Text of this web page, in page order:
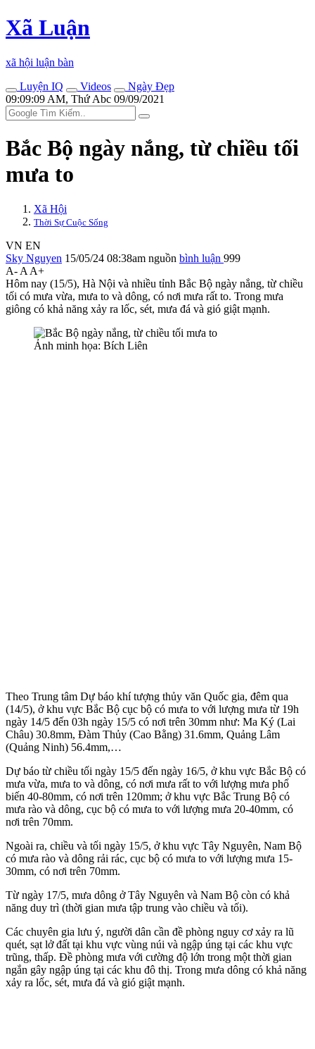
Xã Luận
xã hội luận bàn
Luyện IQ
Videos
Ngày Đẹp
09:09:09 AM, Thứ Abc 09/09/2021
Bắc Bộ ngày nắng, từ chiều tối
mưa to
Xã Hội
Thời Sự Cuộc Sống
VN EN
Sky Nguyen 15/05/24 08:38am nguồn bình luận 999
A- A A+
Hôm nay (15/5), Hà Nội và nhiều tỉnh Bắc Bộ ngày nắng, từ chiều
tối có mưa vừa, mưa to và dông, có nơi mưa rất to. Trong mưa
giông có khả năng xảy ra lốc, sét, mưa đá và gió giật mạnh.
Ảnh minh họa: Bích Liên
Theo Trung tâm Dự báo khí tượng thủy văn Quốc gia, đêm qua
(14/5), ở khu vực Bắc Bộ cục bộ có mưa to với lượng mưa từ 19h
ngày 14/5 đến 03h ngày 15/5 có nơi trên 30mm như: Ma Ký (Lai
Châu) 30.8mm, Đàm Thủy (Cao Bằng) 31.6mm, Quảng Lâm
(Quảng Ninh) 56.4mm,…
Dự báo từ chiều tối ngày 15/5 đến ngày 16/5, ở khu vực Bắc Bộ có
mưa vừa, mưa to và dông, có nơi mưa rất to với lượng mưa phổ
biến 40-80mm, có nơi trên 120mm; ở khu vực Bắc Trung Bộ có
mưa rào và dông, cục bộ có mưa to với lượng mưa 20-40mm, có
nơi trên 70mm.
Ngoài ra, chiều và tối ngày 15/5, ở khu vực Tây Nguyên, Nam Bộ
có mưa rào và dông rải rác, cục bộ có mưa to với lượng mưa 15-
30mm, có nơi trên 70mm.
Từ ngày 17/5, mưa dông ở Tây Nguyên và Nam Bộ còn có khả
năng duy trì (thời gian mưa tập trung vào chiều và tối).
Các chuyên gia lưu ý, người dân cần đề phòng nguy cơ xảy ra lũ
quét, sạt lở đất tại khu vực vùng núi và ngập úng tại các khu vực
trũng, thấp. Đề phòng mưa với cường độ lớn trong một thời gian
ngắn gây ngập úng tại các khu đô thị. Trong mưa dông có khả năng
xảy ra lốc, sét, mưa đá và gió giật mạnh.